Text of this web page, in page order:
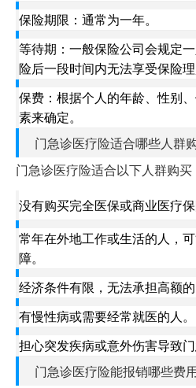
保险期限：通常为一年。
等待期：一般保险公司会规定
险后一段时间内无法享受保险理
保费：根据个人的年龄、性别
素来确定。
门急诊医疗险适合哪些人群
门急诊医疗险适合以下人群购买
没有购买完全医保或商业医疗
常年在外地工作或生活的人，
障。
经济条件有限，无法承担高额的
有慢性病或需要经常就医的人。
担心突发疾病或意外伤害导致门
门急诊医疗险能报销哪些费